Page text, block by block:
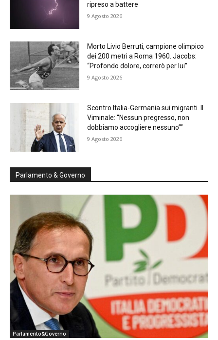
ripreso a battere
9 Agosto 2026
Morto Livio Berruti, campione olimpico
dei 200 metri a Roma 1960. Jacobs:
“Profondo dolore, correrò per lui”
9 Agosto 2026
Scontro Italia-Germania sui migranti. Il
Viminale: “Nessun pregresso, non
dobbiamo accogliere nessuno””
9 Agosto 2026
Parlamento & Governo
Parlamento&Governo